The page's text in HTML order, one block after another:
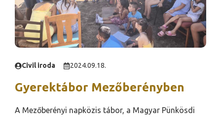
Civil iroda 2024.09.18.
Gyerektábor Mezőberényben
A Mezőberényi napközis tábor, a Magyar Pünkösdi